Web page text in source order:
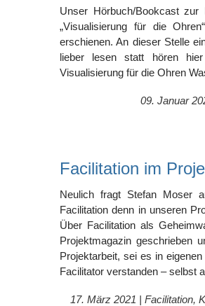
Unser Hörbuch/Bookcast
„Visualisierung für die
erschienen. An dieser Stelle
lieber lesen statt hören
Visualisierung für die Ohren
09. Januar
Facilitation im
Neulich fragt Stefan Moser
Facilitation denn in unseren
Über Facilitation als
Projektmagazin geschrieben
Projektarbeit, sei es in
Facilitator verstanden – selbst
17. März 2021 | Facilitation,